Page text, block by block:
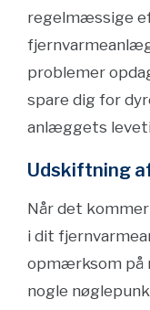
regelmæssige
problemer
spare dig for
anlæggets
Udskiftning
Når det
i dit
opmærksom på
nogle